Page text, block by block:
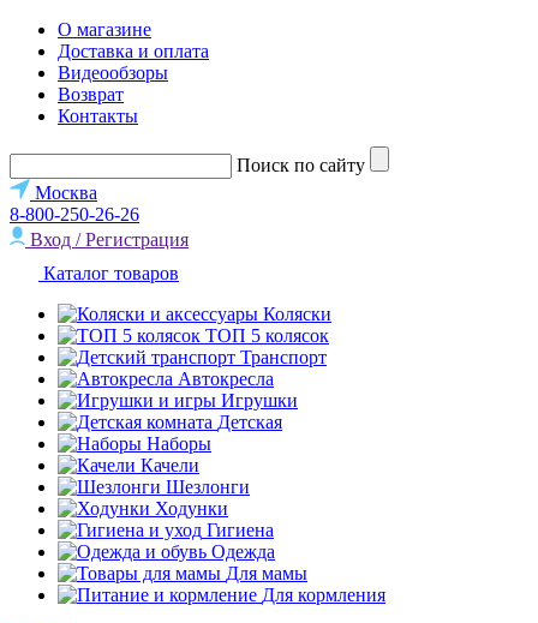
О магазине
Доставка и оплата
Видеообзоры
Возврат
Контакты
Поиск по сайту
Москва
8-800-250-26-26
Вход / Регистрация
Каталог товаров
Коляски
ТОП 5 колясок
Транспорт
Автокресла
Игрушки
Детская
Наборы
Качели
Шезлонги
Ходунки
Гигиена
Одежда
Для мамы
Для кормления